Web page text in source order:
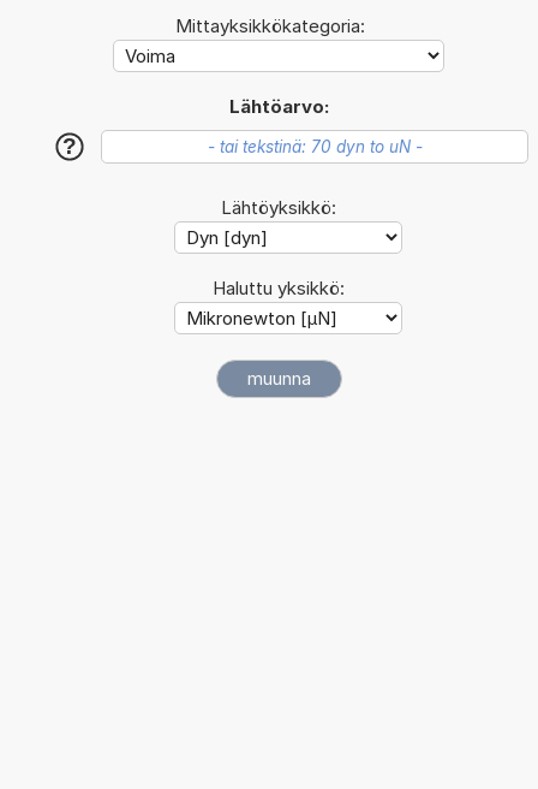
Mittayksikkökategoria:
Lähtöarvo:
?
Lähtöyksikkö:
Haluttu yksikkö: